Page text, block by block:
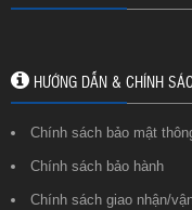
HƯỚNG DẪN & CHÍNH
Chính sách bảo mật
Chính sách bảo hành
Chính sách giao nhận/